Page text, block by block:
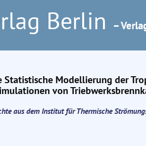
Berlin –
Modellierung der
von
aus dem Institut für Thermische